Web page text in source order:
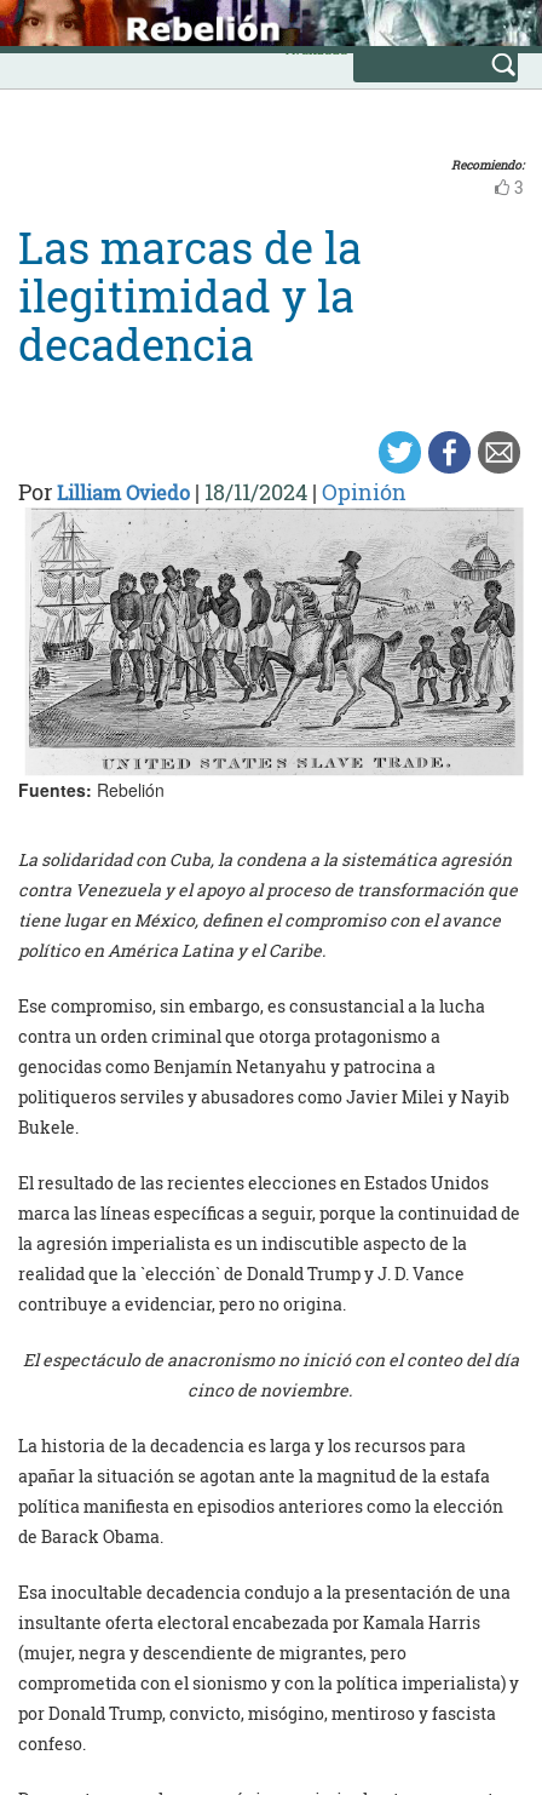
Skip
to
content
INICIO
Avanzada
Recomiendo:
3
Las marcas de la
ilegitimidad y la
decadencia
PorLilliam Oviedo | 18/11/2024 | Opinión
Fuentes: Rebelión
La solidaridad con Cuba, la condena a la sistemática agresión
contra Venezuela y el apoyo al proceso de transformación que
tiene lugar en México, definen el compromiso con el avance
político en América Latina y el Caribe.
Ese compromiso, sin embargo, es consustancial a la lucha
contra un orden criminal que otorga protagonismo a
genocidas como Benjamín Netanyahu y patrocina a
politiqueros serviles y abusadores como Javier Milei y Nayib
Bukele.
El resultado de las recientes elecciones en Estados Unidos
marca las líneas específicas a seguir, porque la continuidad de
la agresión imperialista es un indiscutible aspecto de la
realidad que la `elección` de Donald Trump y J. D. Vance
contribuye a evidenciar, pero no origina.
El espectáculo de anacronismo no inició con el conteo del día
cinco de noviembre.
La historia de la decadencia es larga y los recursos para
apañar la situación se agotan ante la magnitud de la estafa
política manifiesta en episodios anteriores como la elección
de Barack Obama.
Esa inocultable decadencia condujo a la presentación de una
insultante oferta electoral encabezada por Kamala Harris
(mujer, negra y descendiente de migrantes, pero
comprometida con el sionismo y con la política imperialista) y
por Donald Trump, convicto, misógino, mentiroso y fascista
confeso.